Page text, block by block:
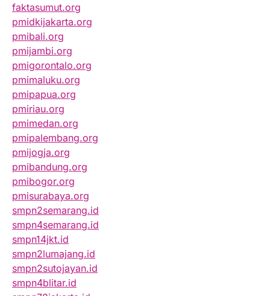
faktasumut.org
pmidkijakarta.org
pmibali.org
pmijambi.org
pmigorontalo.org
pmimaluku.org
pmipapua.org
pmiriau.org
pmimedan.org
pmipalembang.org
pmijogja.org
pmibandung.org
pmibogor.org
pmisurabaya.org
smpn2semarang.id
smpn4semarang.id
smpn14jkt.id
smpn2lumajang.id
smpn2sutojayan.id
smpn4blitar.id